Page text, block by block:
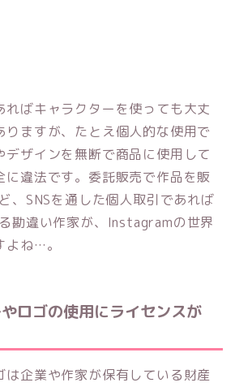
ればキャラクターを使っても大丈
りますが、たとえ個人的な使用で
デザインを無断で商品に使用して
に違法です。委託販売で作品を販
、SNSを通した個人取引であれば
勘違い作家が、Instagramの世界
よね…。
ロゴの使用にライセンスが
は企業や作家が保有している財産